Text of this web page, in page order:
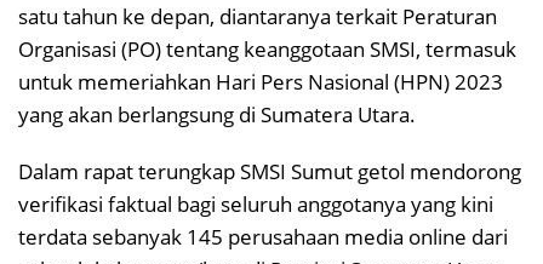
satu tahun ke depan, diantaranya terkait Peraturan
Organisasi (PO) tentang keanggotaan SMSI, termasuk
untuk memeriahkan Hari Pers Nasional (HPN) 2023
yang akan berlangsung di Sumatera Utara.
Dalam rapat terungkap SMSI Sumut getol mendorong
verifikasi faktual bagi seluruh anggotanya yang kini
terdata sebanyak 145 perusahaan media online dari